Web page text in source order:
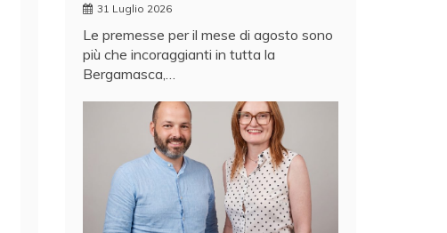
31 Luglio 2026
Le premesse per il mese di agosto sono
più che incoraggianti in tutta la
Bergamasca,…